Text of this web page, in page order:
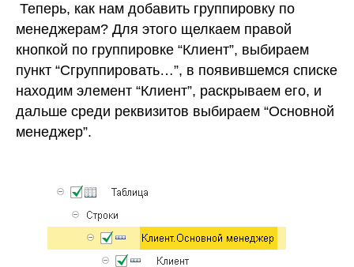
Теперь, как нам добавить группировку по
менеджерам? Для этого щелкаем правой
кнопкой по группировке “Клиент”, выбираем
пункт “Сгруппировать…”, в появившемся списке
находим элемент “Клиент”, раскрываем его, и
дальше среди реквизитов выбираем “Основной
менеджер”.